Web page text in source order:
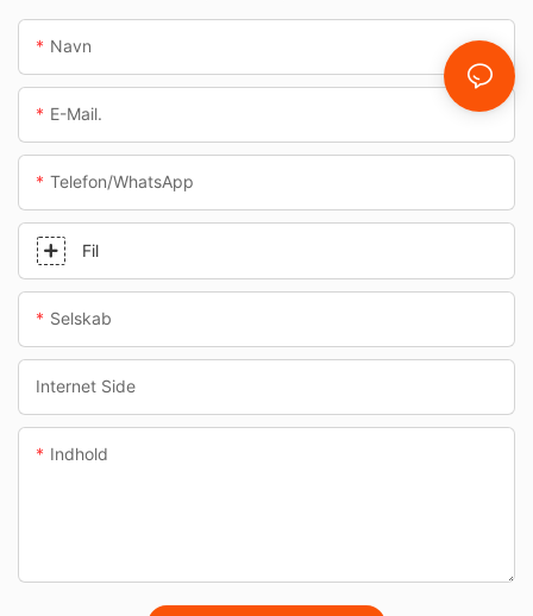
Navn
E-Mail.
Telefon/whatsApp
Fil
Selskab
Internet Side
Indhold